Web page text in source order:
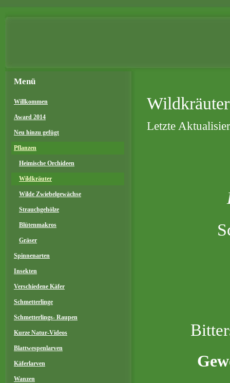
Menü
Willkommen
Award 2014
Neu hinzu gefügt
Pflanzen
Heimische Orchideen
Wildkräuter
Wilde Zwiebelgewächse
Strauchgehölze
Blütenmakros
Gräser
Spinnenarten
Insekten
Verschiedene Käfer
Schmetterlinge
Schmetterlings- Raupen
Kurze Natur-Videos
Blattwespenlarven
Käferlarven
Wanzen
Wildkräuter
Letzte